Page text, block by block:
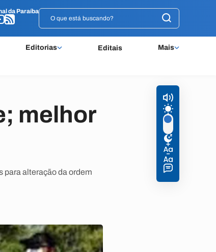
da Paraíba
Editorias Editais Mais
da Paraíba
melhor
para alteração da ordem